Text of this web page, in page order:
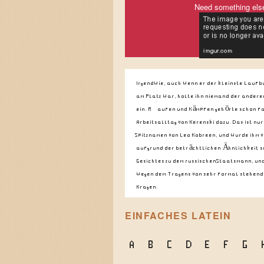
Need something
Irgendwie, auch wenn er der kleinste
am Platz war, holte ihn niemand der
ein. Raufen und Kämpfen gehörte schon
Arbeitsalltag von Kerenski dazu. Das ist
Spitznamen von Leo Kobreen, und wurde ihm
aufgrund der beträchtlichen Ähnlichkeit
Gesichtes zu dem russischen Staatsmann,
wegen dem Tragens von sehr formal
Kragen.
EINFACHES LATEIN
A B C D E F G